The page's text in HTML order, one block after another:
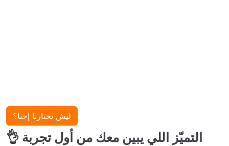
ليش تختارنا إحنا؟
👌 التميّز اللي يبين معك من أول تجربة